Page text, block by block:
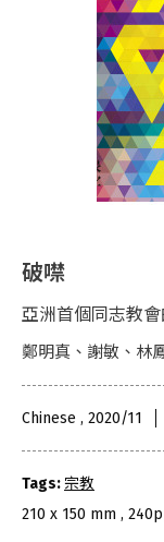
破噤
亞洲首個同志教
鄭明真、謝敏、林
Chinese , 2020/11
Tags:宗教
210 x 150 mm ,